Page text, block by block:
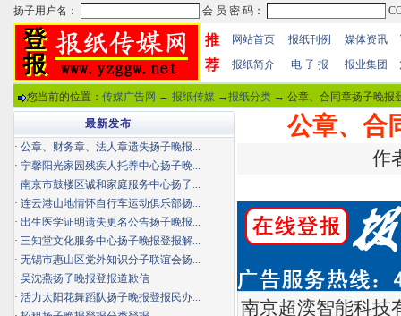
推
荐
网站首页 报纸刊例 媒体资讯
报纸简介 电 子 报 报业集团
您当前的位置： 传媒广告网 → 报纸传媒 →报纸分类 → 公章、合同章扬子晚报
公章、合
作
南京超湙智能科技
最新发布
· 公章、财务章、法人章遗失扬子晚报...
· 宁馨阳光家园残疾人托养中心扬子晚...
· 南京市鼓楼区诚和家庭服务中心扬子...
· 连云港山地情怀自行车运动俱乐部扬...
· 出生医学证明遗失更名公告扬子晚报...
· 三知堂文化服务中心扬子晚报登报解...
· 无锡市惠山区党外知识分子联谊会扬...
· 吴沈燕扬子晚报登报道歉信
· 活力太阳花舞蹈队扬子晚报登报民办...